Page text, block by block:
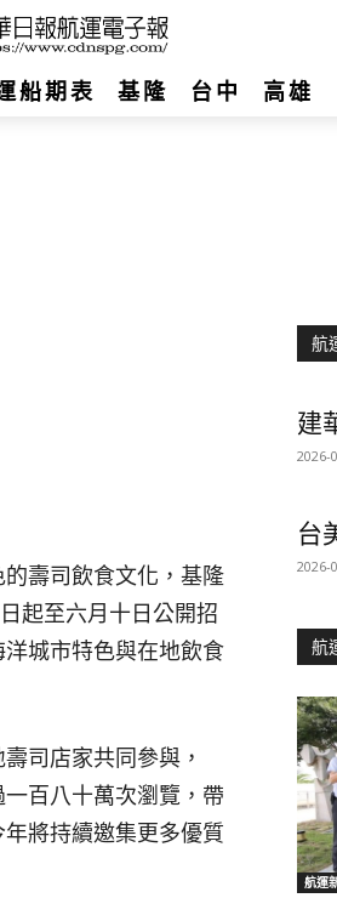
船期表 基隆 台中 高雄
壽司飲食文化，基隆
起至六月十日公開招
城市特色與在地飲食
司店家共同參與，
百八十萬次瀏覽，帶
將持續邀集更多優質
航
建
2026-
台
2026-
航
航運